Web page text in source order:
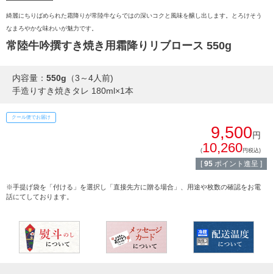
熨斗・カード
イイジマとは
ゴルフコンペ
法人の方へ
よくある質問
すき焼き
焼き肉
レトルトカレー
綺麗にちりばめられた霜降りが常陸牛ならではの深いコクと風味を醸し出します。とろけそう
なまろやかな味わいが魅力です。
常陸牛吟撰すき焼き用霜降りリブロース 550g
内容量： 550g （3～4人前)
手造りすき焼きタレ 180ml×1本
クール便でお届け
9,500円
(10,260円税込)
[ 95 ポイント進呈 ]
※手提げ袋を「付ける」を選択し「直接先方に贈る場合」、用途や枚数の確認をお電
話にてしております。